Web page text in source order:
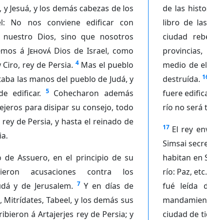
Jesuá, y los demás cabezas de los
No nos conviene edificar con
Dios, sino que nosotros
á JehováDios de Israel, como
rey de Persia. 4 Mas el pueblo
las manos del pueblo de Judá, y
edificar.
5 Cohecharon además
para disipar su consejo, todo
de Persia, y hasta el reinado de
de Assuero, en el principio de su
acusaciones contra los
y de Jerusalem. 7 Y en días de
Mitrídates, Tabeel, y los demás sus
á Artajerjes rey de Persia; y
de las
libro de
ciudad
medio de
destruída.
fuere
río no será
17 El rey
Simsai
habitan en
río: Paz, etc.
fué leída
ciudad de